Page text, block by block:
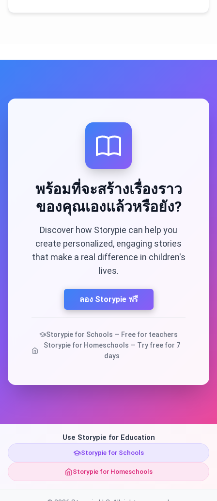
พร้อมที่จะสร้างเรื่องราว
ของคุณเองแล้วหรือยัง?
Discover how Storypie can help you
create personalized, engaging stories
that make a real difference in children's
lives.
ลอง Storypie ฟรี
Storypie for Schools — Free for teachers
Storypie for Homeschools — Try free for 7
days
Use Storypie for Education
Storypie for Schools
Storypie for Homeschools